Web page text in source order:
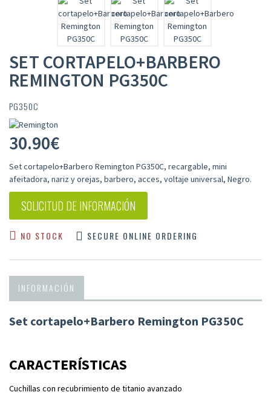
SET CORTAPELO+BARBERO
REMINGTON PG350C
PG350C
30.90€
Set cortapelo+Barbero Remington PG350C, recargable, mini
afeitadora, nariz y orejas, barbero, acces, voltaje universal, Negro.
SOLICITUD DE INFORMACIÓN
NO STOCK SECURE ONLINE ORDERING
INFORMACIÓN
Set cortapelo+Barbero Remington PG350C
CARACTERÍSTICAS
Cuchillas con recubrimiento de titanio avanzado